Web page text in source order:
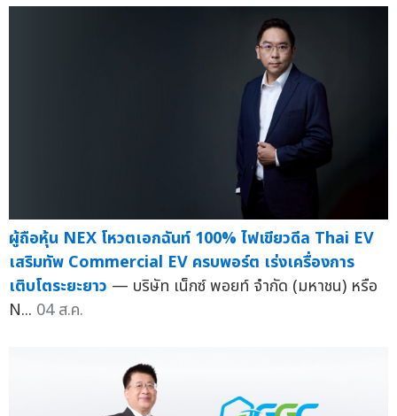
ผู้ถือหุ้น NEX โหวตเอกฉันท์ 100% ไฟเขียวดีล Thai EV
เสริมทัพ Commercial EV ครบพอร์ต เร่งเครื่องการ
เติบโตระยะยาว — บริษัท เน็กซ์ พอยท์ จำกัด (มหาชน) หรือ
N... 04 ส.ค.